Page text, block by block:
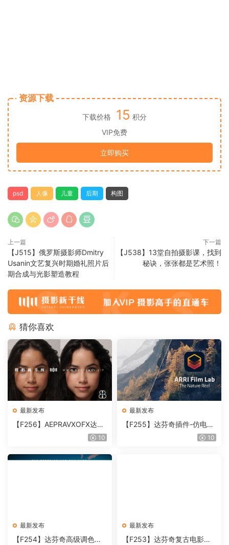
资源下载
下载价格 15 积分
VIP免费
立即购买
psd 人像 儿童 后期 构图
上一篇
【J515】俄罗斯摄影师Dmitry
Usanin文艺复兴时期婚礼照片后
期合成与光影塑造教程
下一篇
【J538】13堂自拍摄影课，找到
秘诀，张张都是艺术照！
猜你喜欢
最新发布
【F256】AEPRAVXOFX达芬
奇视频人像磨皮润肤美颜插件
10
最新发布
【F255】达芬奇插件-仿电影
胶片视频调色插件 ARRI Film
10
最新发布
【F254】达芬奇高级调色插
最新发布
【F253】达芬奇复古电影胶